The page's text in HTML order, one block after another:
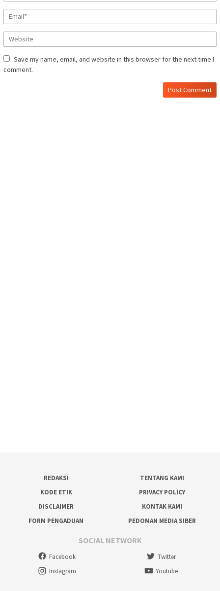
Save my name, email, and website in this browser for the next time I
comment.
REDAKSI
TENTANG KAMI
KODE ETIK
PRIVACY POLICY
DISCLAIMER
KONTAK KAMI
FORM PENGADUAN
PEDOMAN MEDIA SIBER
SOCIAL NETWORK
Facebook
Twitter
Instagram
Youtube